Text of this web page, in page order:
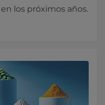
los próximos años.